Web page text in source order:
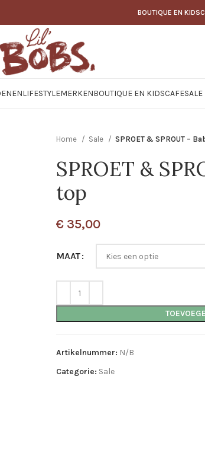
BOUTIQUE EN
LIFESTYLEMERKENBOUTIQUE EN KIDSCAFESALE
Home Sale SPROET & SPROUT –
SPROET &
top
€ 35,00
MAAT
Artikelnummer: N/B
Categorie: Sale